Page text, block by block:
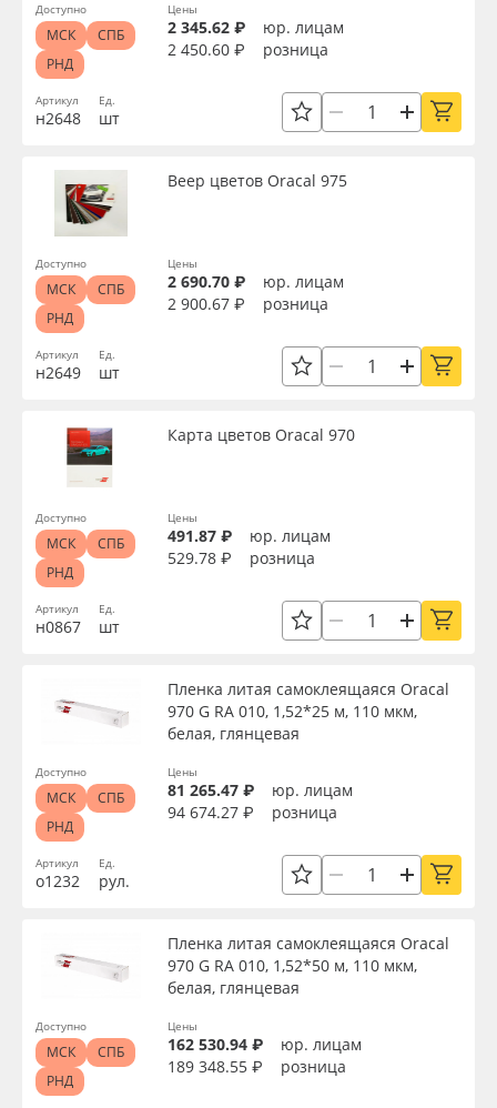
Артикул
н2648
Ед.
шт
Цены
2 345.62 ₽
юр. лицам
2 450.60 ₽
розница
Доступно
МСК
СПБ
РНД
Артикул
н2649
Веер цветов Oracal 975
Ед.
шт
Цены
2 690.70 ₽
юр. лицам
2 900.67 ₽
розница
Доступно
МСК
СПБ
РНД
Артикул
н0867
Карта цветов Oracal 970
Ед.
шт
Цены
491.87 ₽
юр. лицам
529.78 ₽
розница
Доступно
МСК
СПБ
РНД
Артикул
о1232
Пленка литая самоклеящаяся Oracal
970 G RA 010, 1,52*25 м, 110 мкм,
белая, глянцевая
Ед.
рул.
Цены
81 265.47 ₽
юр. лицам
94 674.27 ₽
розница
Доступно
МСК
СПБ
РНД
Пленка литая самоклеящаяся Oracal
970 G RA 010, 1,52*50 м, 110 мкм,
белая, глянцевая
Цены
162 530.94 ₽
юр. лицам
189 348.55 ₽
розница
Доступно
МСК
СПБ
РНД